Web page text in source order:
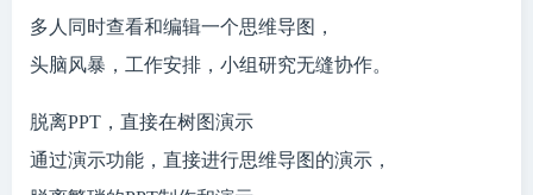
多人同时查看和编辑一个思维导图，
头脑风暴，工作安排，小组研究无缝协作。
脱离PPT，直接在树图演示
通过演示功能，直接进行思维导图的演示，